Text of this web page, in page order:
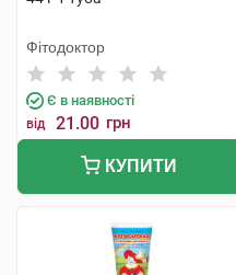
Фітодоктор
Є в наявності
від 21.00 грн
КУПИТИ